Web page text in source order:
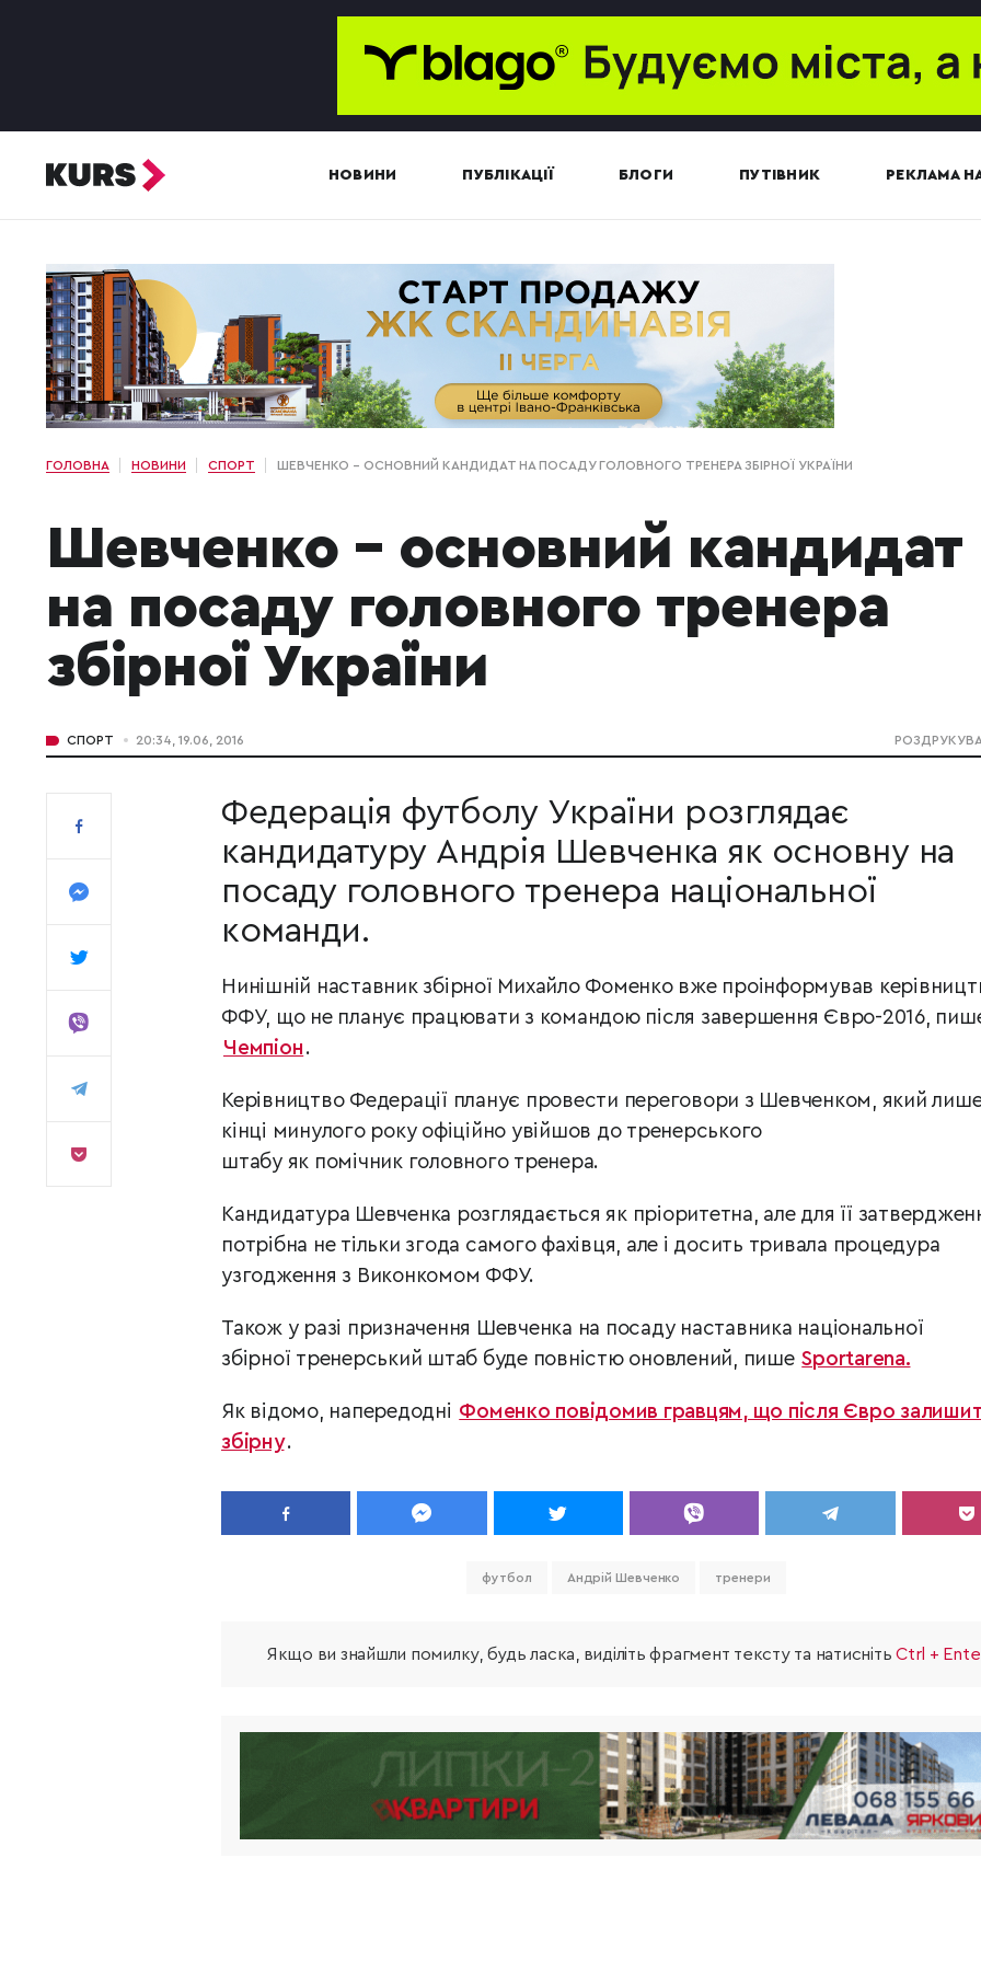
НОВИНИ ПУБЛІКАЦІЇ БЛОГИ ПУТІВНИК РЕКЛАМА
ГОЛОВНА НОВИНИ СПОРТ ШЕВЧЕНКО – ОСНОВНИЙ КАНДИДАТ НА ПОСАДУ ГОЛОВНОГО ТРЕНЕРА ЗБІРНОЇ УКРАЇНИ
Шевченко – основний кандидат
на посаду головного тренера
збірної України
СПОРТ 20:34, 19.06, 2016
Федерація футболу України розглядає
кандидатуру Андрія Шевченка як основну на
посаду головного тренера національної
команди.
Нинішній наставник збірної Михайло Фоменко вже проінформував
ФФУ, що не планує працювати з командою після завершення Євро-2016,
Чемпіон .
Керівництво Федерації планує провести переговори з Шевченком, який
кінці минулого року офіційно увійшов до тренерського
штабу як помічник головного тренера.
Кандидатура Шевченка розглядається як пріоритетна, але для її
потрібна не тільки згода самого фахівця, але і досить тривала процедура
узгодження з Виконкомом ФФУ.
Також у разі призначення Шевченка на посаду наставника національної
збірної тренерський штаб буде повністю оновлений, пише Sportarena.
Як відомо, напередодні Фоменко повідомив гравцям, що після Євро
збірну.
футбол Андрій Шевченко тренери
Якщо ви знайшли помилку, будь ласка, виділіть фрагмент тексту та натиснітьCtrl +